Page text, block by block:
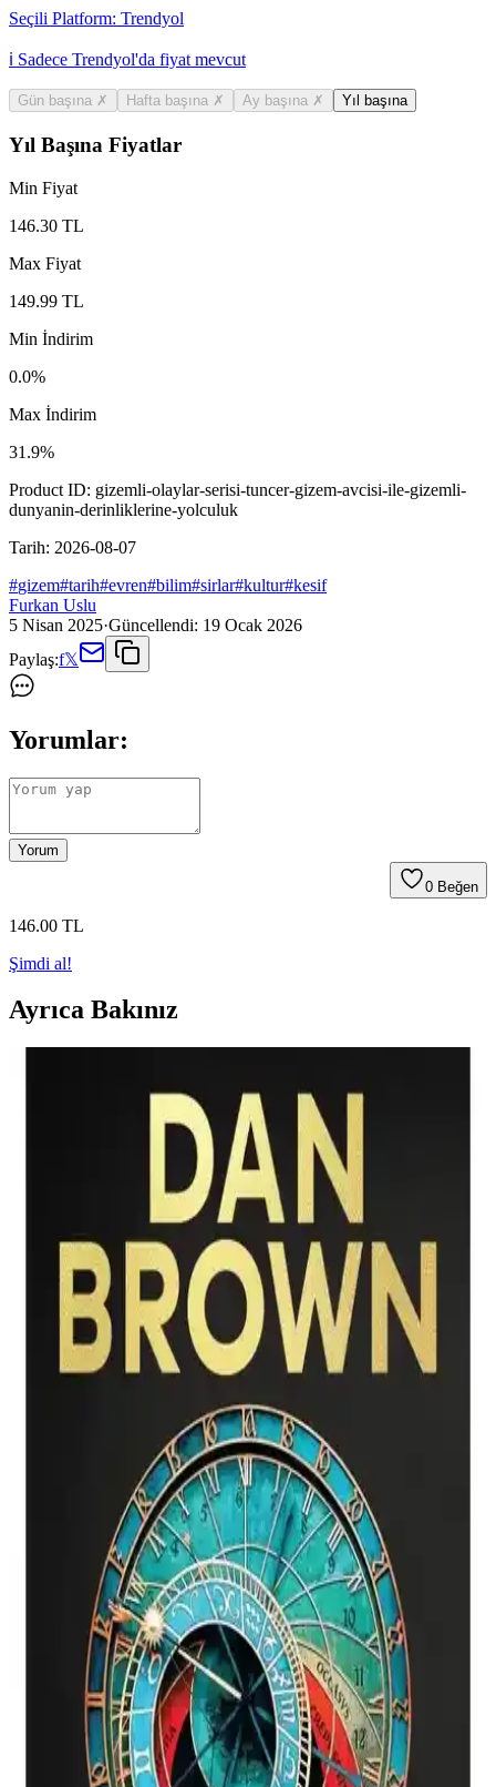
Seçili Platform: Trendyol
ℹ️ Sadece Trendyol'da fiyat mevcut
Gün başına ✗ Hafta başına ✗ Ay başına ✗ Yıl başına
Yıl Başına Fiyatlar
Min Fiyat
146.30 TL
Max Fiyat
149.99 TL
Min İndirim
0.0%
Max İndirim
31.9%
Product ID: gizemli-olaylar-serisi-tuncer-gizem-avcisi-ile-gizemli-
dunyanin-derinliklerine-yolculuk
Tarih: 2026-08-07
#gizem#tarih#evren#bilim#sirlar#kultur#kesif
Furkan Uslu
5 Nisan 2025·Güncellendi: 19 Ocak 2026
Paylaş:f𝕏
Yorumlar:
Yorum
0 Beğen
146.00 TL
Şimdi al!
Ayrıca Bakınız
Richard Chizmar’ın Gizemli ve Derinlemesine
Gwendy’nin Düğme Kutusu, gizemli kutu ve güç temalarını işleyen,
Stephen King ve Richard Chizmar’ın ortak çalışmasıyla Türkçe
yayımlanan etkileyici bir roman.
İndigo Kitap Yayınları: Aslı Arslan Sokak
Nöbetçileri ve Karantina İkinci Perde
Karşılaştırması
İndigo Kitap'tan çıkan Aslı Arslan Sokak Nöbetçileri ve Karantina
İkinci Perde kitaplarının içerik, fiziksel durum ve kullanıcı
İndigo Kitap: Derinlikli ve Gizemli Bir Türk
Edebiyatı Romanı
İndigo Kitap, trajik yaşam öyküsü ve gizemli olaylarıyla Türk
edebiyatında özgün bir roman. Derin karakter analizleri ve
sürükleyici anlatımıyla okuyuculara unutulmaz bir edebi deneyim
Ephesus Yayınları Çemberin Altında Serisi Ciltli
Kitaplar Macera ve Gizem Temalı
Ephesus Yayınları'nın Çemberin Altında serisi, dayanıklı ciltli
kapakları ve zengin içerikleriyle macera ve gizem tutkunlarına hitap
eder. Bağımsız yapısı ve yüksek kullanıcı memnuniyetiyle öne çıkar.
İndigo Kitap Sokak Nöbetçileri 1-2-3-4 Roman Seti
Aşk ve Macera Temalı Ciltli Koleksiyon